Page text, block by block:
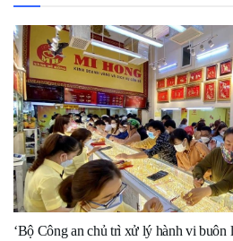
‘Bộ Công an chủ trì xử lý hành vi buôn